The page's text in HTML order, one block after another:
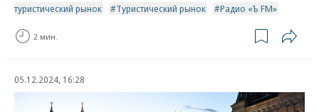
туристический рынок
Туристический рынок Радио «Ъ FM»
2 мин.
05.12.2024, 16:28